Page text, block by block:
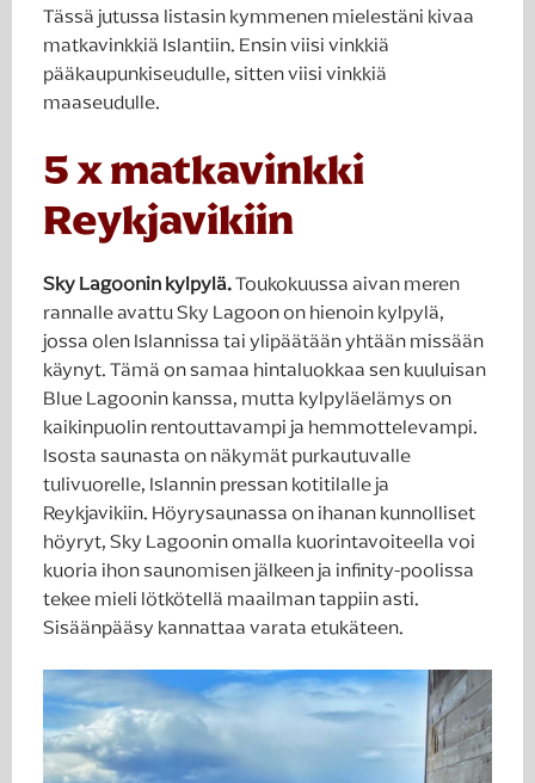
Tässä jutussa listasin kymmenen mielestäni kivaa
matkavinkkiä Islantiin. Ensin viisi vinkkiä
pääkaupunkiseudulle, sitten viisi vinkkiä
maaseudulle.
5 x matkavinkki
Reykjavikiin
Sky Lagoonin kylpylä.Toukokuussa aivan meren
rannalle avattu Sky Lagoon on hienoin kylpylä,
jossa olen Islannissa tai ylipäätään yhtään missään
käynyt. Tämä on samaa hintaluokkaa sen kuuluisan
Blue Lagoonin kanssa, mutta kylpyläelämys on
kaikinpuolin rentouttavampi ja hemmottelevampi.
Isosta saunasta on näkymät purkautuvalle
tulivuorelle, Islannin pressan kotitilalle ja
Reykjavikiin. Höyrysaunassa on ihanan kunnolliset
höyryt, Sky Lagoonin omalla kuorintavoiteella voi
kuoria ihon saunomisen jälkeen ja infinity-poolissa
tekee mieli lötkötellä maailman tappiin asti.
Sisäänpääsy kannattaa varata etukäteen.